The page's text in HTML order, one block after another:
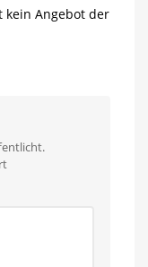
kein Angebot der